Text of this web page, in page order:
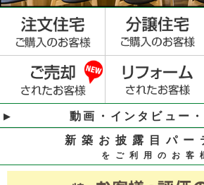
動画・インタビュー
新築お披露目パー
をご利用のお客